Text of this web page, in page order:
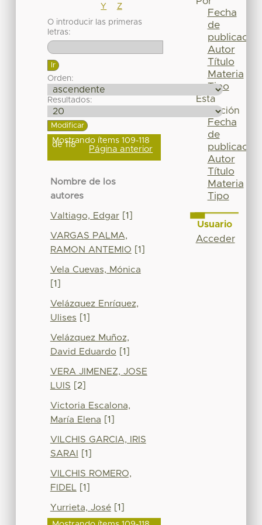
Y
Z
O introducir las primeras
letras:
Orden:
Resultados:
Mostrando ítems 109-118
de 118 Página anterior
Nombre de los
autores
Valtiago, Edgar[1]
VARGAS PALMA,
RAMON ANTEMIO [1]
Vela Cuevas, Mónica
[1]
Velázquez Enríquez,
Ulises [1]
Velázquez Muñoz,
David Eduardo [1]
VERA JIMENEZ, JOSE
LUIS [2]
Victoria Escalona,
María Elena [1]
VILCHIS GARCIA, IRIS
SARAI
[1]
VILCHIS ROMERO,
FIDEL [1]
Yurrieta, José[1]
Fecha
de
publicación
Autor
Título
Materia
Tipo
Esta
colección
Fecha
de
publicación
Autor
Título
Materia
Tipo
Usuario
Acceder